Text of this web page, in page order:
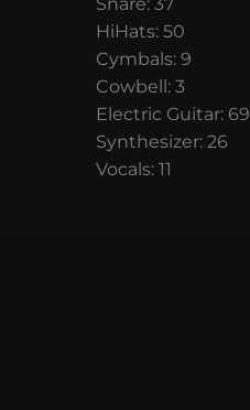
HiHats: 50
Cymbals: 9
Cowbell: 3
Electric Guitar: 69
Synthesizer: 26
Vocals: 11